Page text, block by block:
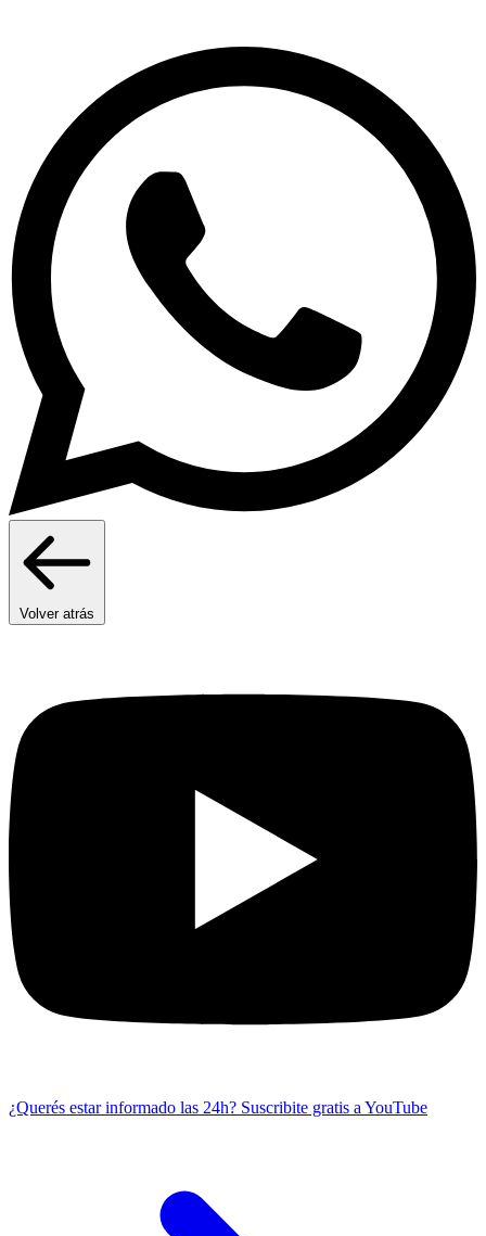
Volver atrás
¿Querés estar informado las 24h? Suscribite gratis a YouTube